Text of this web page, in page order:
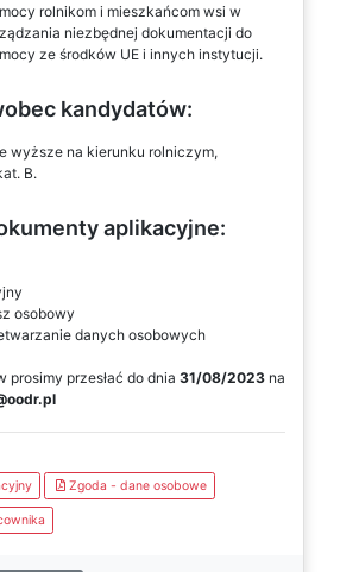
rolnikom i mieszkańcom wsi w
niezbędnej dokumentacji do
ze środków UE i innych instytucji.
kandydatów:
wyższe na kierunku rolniczym,
B.
aplikacyjne:
osobowy
danych osobowych
prosimy przesłać do dnia 31/08/2023 na
Zgoda - dane osobowe